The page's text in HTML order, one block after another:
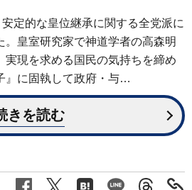
定的な皇位継承に関する全党派に
。皇室研究家で神道学者の高森明
実現を求める国民の気持ちを締め
』に固執して政府・与…
きを読む